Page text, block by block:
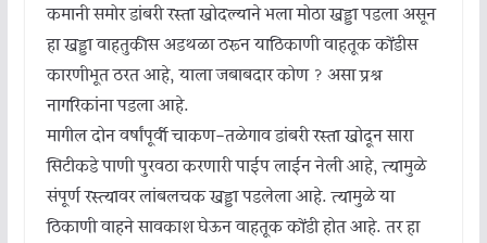
कमानी समोर डांबरी रस्ता खोदल्याने भला मोठा खड्डा पडला असून
हा खड्डा वाहतुकीस अडथळा ठरून याठिकाणी वाहतूक कोंडीस
कारणीभूत ठरत आहे, याला जबाबदार कोण ? असा प्रश्न
नागरिकांना पडला आहे.
मागील दोन वर्षांपूर्वी चाकण-तळेगाव डांबरी रस्ता खोदून सारा
सिटीकडे पाणी पुरवठा करणारी पाईप लाईन नेली आहे, त्यामुळे
संपूर्ण रस्त्यावर लांबलचक खड्डा पडलेला आहे. त्यामुळे या
ठिकाणी वाहने सावकाश घेऊन वाहतूक कोंडी होत आहे. तर हा